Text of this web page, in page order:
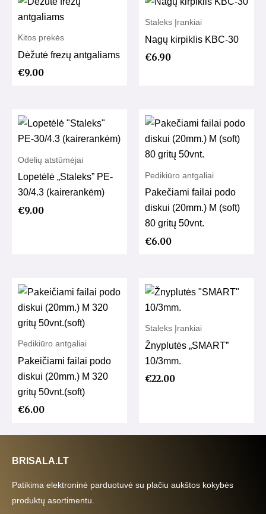
Kitos prekės
Dėžutė frezų antgaliams
€9.00
Staleks Įrankiai
Nagų kirpiklis KBC-30
€6.90
Odelių atstūmėjai
Lopetėlė „Staleks” PE-
30/4.3 (kairerankėm)
€9.00
Pedikiūro antgaliai
Pakečiami failai podo
diskui (20mm.) M (soft)
80 gritų 50vnt.
€6.00
Pedikiūro antgaliai
Pakeičiami failai podo
diskui (20mm.) M 320
gritų 50vnt.(soft)
€6.00
Staleks Įrankiai
Žnyplutės „SMART”
10/3mm.
€22.00
BRISALA.LT
Patikima elektroninė parduotuvė su plačiu aukštos kokybės
produktų asortimentu.